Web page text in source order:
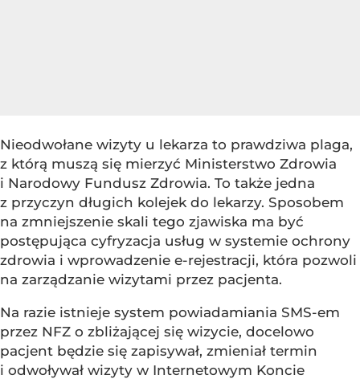
Nieodwołane wizyty u lekarza to prawdziwa plaga,
z którą muszą się mierzyć Ministerstwo Zdrowia
i Narodowy Fundusz Zdrowia. To także jedna
z przyczyn długich kolejek do lekarzy. Sposobem
na zmniejszenie skali tego zjawiska ma być
postępująca cyfryzacja usług w systemie ochrony
zdrowia i wprowadzenie e-rejestracji, która pozwoli
na zarządzanie wizytami przez pacjenta.
Na razie istnieje system powiadamiania SMS-em
przez NFZ o zbliżającej się wizycie, docelowo
pacjent będzie się zapisywał, zmieniał termin
i odwoływał wizyty w Internetowym Koncie